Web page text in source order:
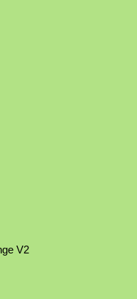
V2